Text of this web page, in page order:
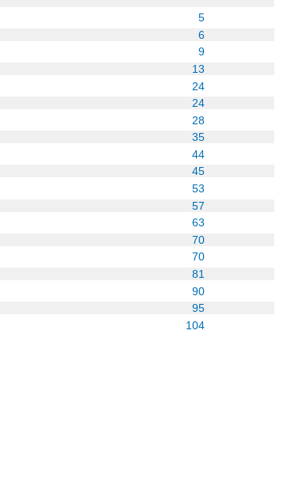
5
6
9
13
24
24
28
35
44
45
53
57
63
70
70
81
90
95
104